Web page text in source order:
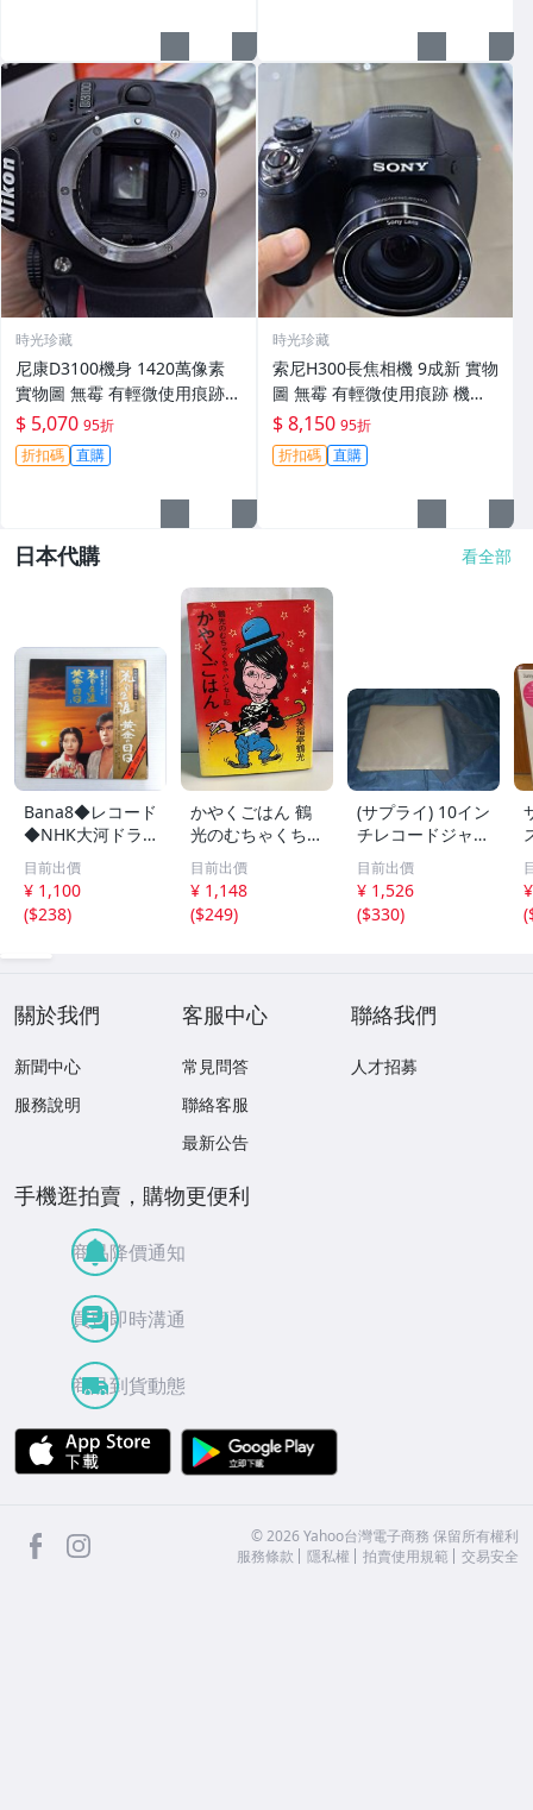
時光珍藏
尼康D3100機身 1420萬像素
實物圖 無霉 有輕微使用痕跡
機身原裝 無拆修無翻新 臨-34
3
$ 5,070 95折
折扣碼 直購
時光珍藏
索尼H300長焦相機 9成新 實物
圖 無霉 有輕微使用痕跡 機身
鏡頭原裝 無拆修無翻新-3430
$ 8,150 95折
折扣碼 直購
日本代購 看全部
Bana8◆レコード
◆NHK大河ドラ
マ 花の生涯から
黄金の日日まで
レコード 大河ド
ラマ
目前出價
¥ 1,100
($238)
かやくごはん 鶴
光のむちゃくちゃ
ハンセー記 笑福
亭鶴光 ペップ出
版【TOKO】
目前出價
¥ 1,148
($249)
(サプライ) 10イン
チレコードジャケ
ット保護用透明Ｐ
Ｐ袋１００枚 (C3
0)【新品】
目前出價
¥ 1,526
($330)
(
關於我們
新聞中心
服務說明
客服中心
常見問答
聯絡客服
最新公告
聯絡我們
人才招募
手機逛拍賣，購物更便利
商品降價通知
買賣即時溝通
商品到貨動態
APP Store
facebook ©2026 Yahoo台灣電子商務 保留所有權利
服務條款
隱私權 拍賣使用規範 交易安全